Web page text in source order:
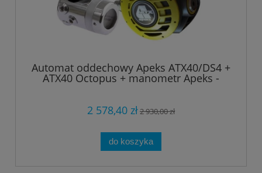
Automat oddechowy Apeks ATX40/DS4 +
ATX40 Octopus + manometr Apeks -
2 578,40 zł2 930,00 zł
do koszyka